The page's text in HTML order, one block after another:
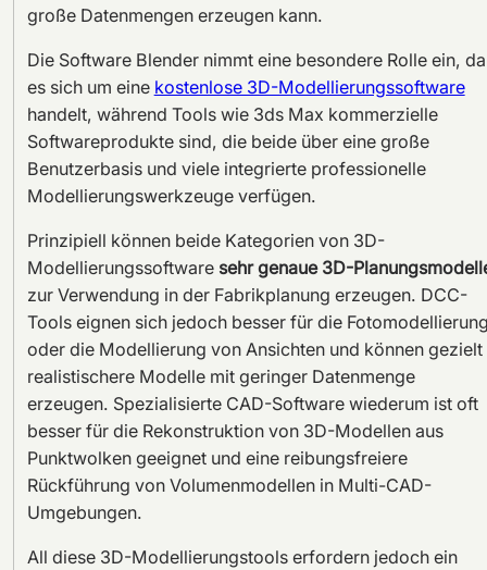
große Datenmengen erzeugen kann.
Die Software Blender nimmt eine besondere Rolle ein, da
es sich um eine kostenlose 3D-Modellierungssoftware
handelt, während Tools wie 3ds Max kommerzielle
Softwareprodukte sind, die beide über eine große
Benutzerbasis und viele integrierte professionelle
Modellierungswerkzeuge verfügen.
Prinzipiell können beide Kategorien von 3D-
Modellierungssoftware sehr genaue 3D-
zur Verwendung in der Fabrikplanung erzeugen. DCC-
Tools eignen sich jedoch besser für die
oder die Modellierung von Ansichten und können gezielt
realistischere Modelle mit geringer Datenmenge
erzeugen. Spezialisierte CAD-Software wiederum ist oft
besser für die Rekonstruktion von 3D-Modellen aus
Punktwolken geeignet und eine reibungsfreiere
Rückführung von Volumenmodellen in Multi-CAD-
Umgebungen.
All diese 3D-Modellierungstools erfordern jedoch ein